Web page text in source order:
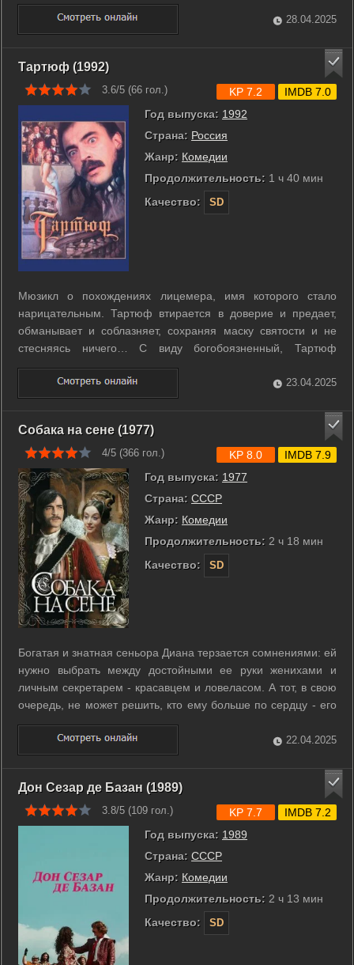
выдает себя за недотрогу, давшую обет девственности.
Марте удается убедить ...
28.04.2025
Тартюф (1992)
3.6/5 (66 гол.)
Год выпуска: 1992
Страна: Россия
Жанр: Комедии
Продолжительность: 1 ч 40 мин
Качество:
SD
KP 7.2 IMDB 7.0
Мюзикл о похождениях лицемера, имя которого стало
нарицательным. Тартюф втирается в доверие и предает,
обманывает и соблазняет, сохраняя маску святости и не
стесняясь ничего… С виду богобоязненный, Тартюф
пользуется благосклонностью главы семейства Оргона,
который готов даже выдать за него свою дочь, красавицу
Марианну, против её воли. Но цель ...
23.04.2025
Собака на сене (1977)
4/5 (366 гол.)
Год выпуска: 1977
Страна: СССР
Жанр: Комедии
Продолжительность: 2 ч 18 мин
Качество:
SD
KP 8.0 IMDB 7.9
Богатая и знатная сеньора Диана терзается сомнениями: ей
нужно выбрать между достойными ее руки женихами и
личным секретарем - красавцем и ловеласом. А тот, в свою
очередь, не может решить, кто ему больше по сердцу - его
обворожительная хозяйка или ее прелестная служанка... ...
22.04.2025
Дон Сезар де Базан (1989)
3.8/5 (109 гол.)
Год выпуска: 1989
Страна: СССР
Жанр: Комедии
Продолжительность: 2 ч 13 мин
Качество:
SD
KP 7.7 IMDB 7.2